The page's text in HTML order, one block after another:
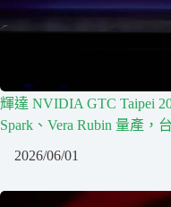
輝達 NVIDIA GTC Taipei
Spark、Vera Rubin 量產
2026/06/01